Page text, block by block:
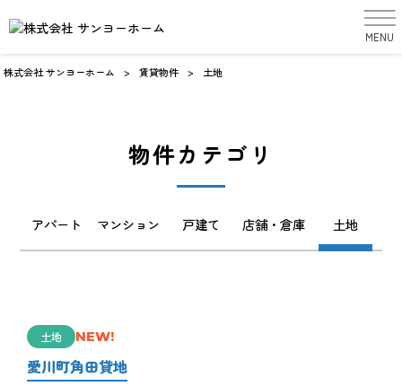
MENU
株式会社 サンヨーホーム > 賃貸物件 > 土地
物件カテゴリ
アパート マンション 戸建て 店舗・倉庫 土地
土地 NEW!
愛川町角田貸地